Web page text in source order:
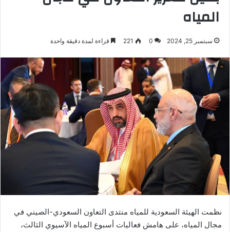
المياه
سبتمبر 25, 2024 0
221 قراءة لمدة دقيقة واحدة
نظمت الهيئة السعودية للمياه منتدى التعاون السعودي-الصيني في
مجال المياه، على هامش فعاليات أسبوع المياه الآسيوي الثالث،